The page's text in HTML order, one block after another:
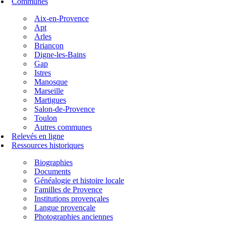
Aix-en-Provence
Apt
Arles
Briançon
Digne-les-Bains
Gap
Istres
Manosque
Marseille
Martigues
Salon-de-Provence
Toulon
Autres communes
Relevés en ligne
Ressources historiques
Biographies
Documents
Généalogie et histoire locale
Familles de Provence
Institutions provençales
Langue provençale
Photographies anciennes